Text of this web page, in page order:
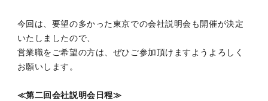
今回は、要望の多かった東京での会社説明会も開催が決定
いたしましたので、
営業職をご希望の方は、ぜひご参加頂けますようよろしく
お願いします。
≪第二回会社説明会日程≫